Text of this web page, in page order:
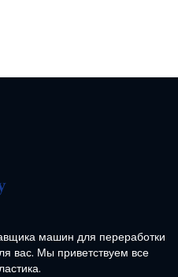
машин для переработки
вас. Мы приветствуем все